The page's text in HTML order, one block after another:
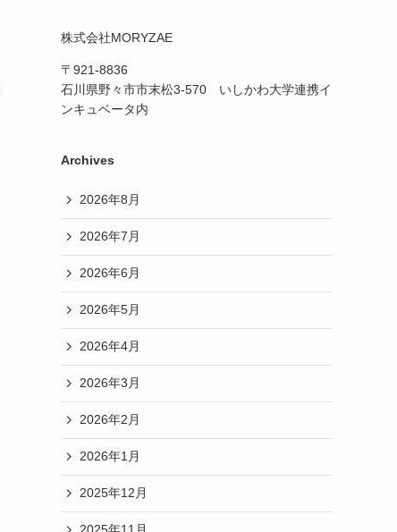
株式会社MORYZAE
〒921-8836
石川県野々市市末松3-570 いしかわ大学連携イ
ンキュベータ内
Archives
2026年8月
2026年7月
2026年6月
2026年5月
2026年4月
2026年3月
2026年2月
2026年1月
2025年12月